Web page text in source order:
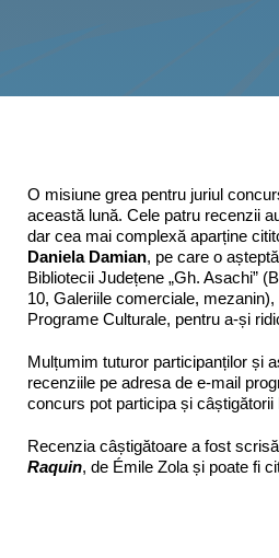
O misiune grea pentru juriul
această lună. Cele patru recenzii
dar cea mai complexă aparține
Daniela Damian, pe care o
Bibliotecii Județene „Gh. Asachi”
10, Galeriile comerciale,
Programe Culturale, pentru a-și
Mulțumim tuturor participanților și
recenziile pe adresa de e-mail
concurs pot participa și câștigătorii
Recenzia câștigătoare a fost
Raquin, de Émile Zola și poate fi